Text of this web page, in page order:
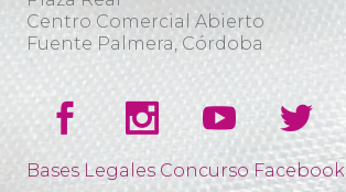
Centro Comercial Abierto
Fuente Palmera, Córdoba
Bases Legales Concurso Facebook